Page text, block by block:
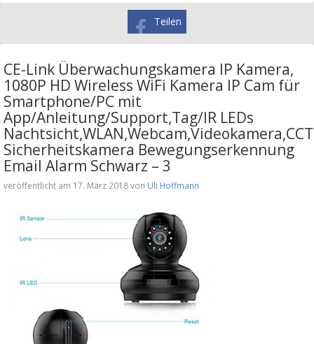
Teilen
CE-Link Überwachungskamera IP Kamera,
1080P HD Wireless WiFi Kamera IP Cam für
Smartphone/PC mit
App/Anleitung/Support,Tag/IR LEDs
Sicherheitskamera Bewegungserkennung
Email Alarm Schwarz – 3
veröffentlicht am 17. März 2018 von Uli Hoffmann